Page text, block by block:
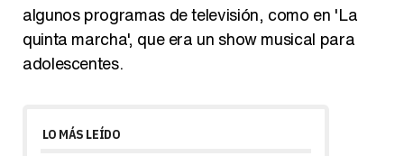
algunos programas de televisión, como en 'La
quinta marcha', que era un show musical para
adolescentes.
LO MÁS LEÍDO